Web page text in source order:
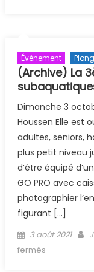
Évènement
(Archive) La
Dimanche 3
Houssen Elle est
adultes, seniors,
plus petit niveau
d’être équipé
GO PRO avec
photographier
figurant […]
Posted on
3 août 2021
fermés